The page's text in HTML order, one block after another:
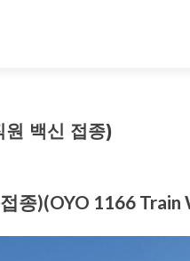
원 백신 접종)
종)(OYO 1166 Train